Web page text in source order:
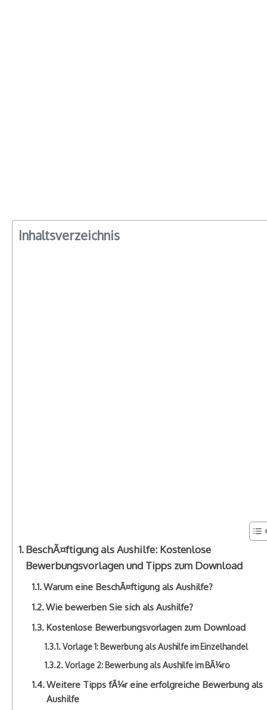
Inhaltsverzeichnis
BeschÃ¤ftigung als Aushilfe: Kostenlose
Bewerbungsvorlagen und Tipps zum Download
Warum eine BeschÃ¤ftigung als Aushilfe?
Wie bewerben Sie sich als Aushilfe?
Kostenlose Bewerbungsvorlagen zum Download
Vorlage 1: Bewerbung als Aushilfe im Einzelhandel
Vorlage 2: Bewerbung als Aushilfe im BÃ¼ro
Weitere Tipps fÃ¼r eine erfolgreiche Bewerbung als
Aushilfe